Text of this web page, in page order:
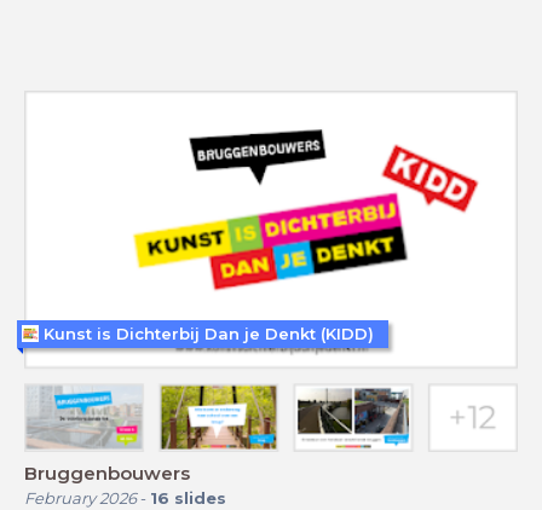
Bruggenbouwers
February 2026- 16 slides
Kunst is Dichterbij Dan je Denkt (KIDD)